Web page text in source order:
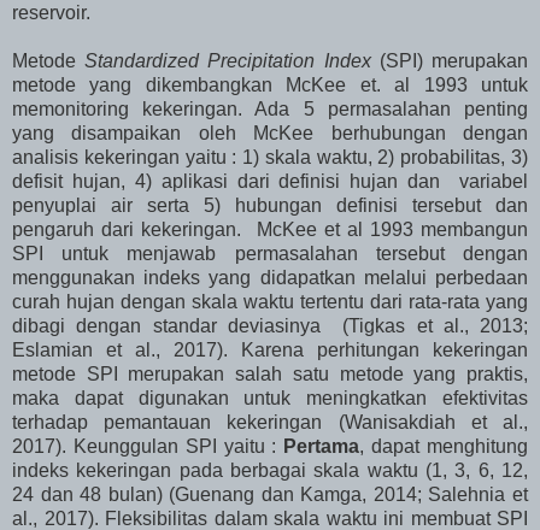
reservoir.
MetodeStandardized Precipitation Index(SPI) merupakan
metode yang dikembangkan McKee et. al 1993 untuk
memonitoring kekeringan. Ada 5 permasalahan penting
yang disampaikan oleh McKee berhubungan dengan
analisis kekeringan yaitu : 1) skala waktu, 2) probabilitas, 3)
defisit hujan, 4) aplikasi dari definisi hujan dan variabel
penyuplai air serta 5) hubungan definisi tersebut dan
pengaruh dari kekeringan. McKee et al 1993 membangun
SPI untuk menjawab permasalahan tersebut dengan
menggunakan indeks yang didapatkan melalui perbedaan
curah hujan dengan skala waktu tertentu dari rata-rata yang
dibagi dengan standar deviasinya (Tigkas et al., 2013;
Eslamian et al., 2017). Karena perhitungan kekeringan
metode SPI merupakan salah satu metode yang praktis,
maka dapat digunakan untuk meningkatkan efektivitas
terhadap pemantauan kekeringan (Wanisakdiah et al.,
2017). Keunggulan SPI yaitu : Pertama, dapat menghitung
indeks kekeringan pada berbagai skala waktu (1, 3, 6, 12,
24 dan 48 bulan) (Guenang dan Kamga, 2014; Salehnia et
al., 2017). Fleksibilitas dalam skala waktu ini membuat SPI